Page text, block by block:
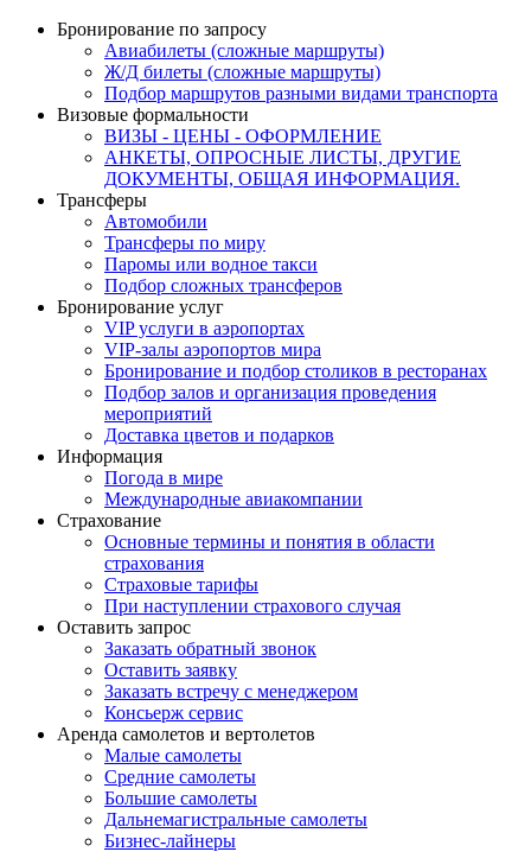
Бронирование по запросу
Авиабилеты (сложные маршруты)
Ж/Д билеты (сложные маршруты)
Подбор маршрутов разными видами транспорта
Визовые формальности
ВИЗЫ - ЦЕНЫ - ОФОРМЛЕНИЕ
АНКЕТЫ, ОПРОСНЫЕ ЛИСТЫ, ДРУГИЕ
ДОКУМЕНТЫ, ОБЩАЯ ИНФОРМАЦИЯ.
Трансферы
Автомобили
Трансферы по миру
Паромы или водное такси
Подбор сложных трансферов
Бронирование услуг
VIP услуги в аэропортах
VIP-залы аэропортов мира
Бронирование и подбор столиков в ресторанах
Подбор залов и организация проведения
мероприятий
Доставка цветов и подарков
Информация
Погода в мире
Международные авиакомпании
Страхование
Основные термины и понятия в области
страхования
Страховые тарифы
При наступлении страхового случая
Оставить запрос
Заказать обратный звонок
Оставить заявку
Заказать встречу с менеджером
Консьерж сервис
Аренда самолетов и вертолетов
Малые самолеты
Средние самолеты
Большие самолеты
Дальнемагистральные самолеты
Бизнес-лайнеры